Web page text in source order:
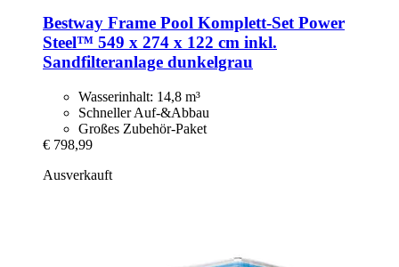
Bestway Frame Pool Komplett-​Set Power
Steel™ 549 x 274 x 122 cm inkl.
Sandfilteranlage dunkelgrau
Wasserinhalt: 14,8 m³
Schneller Auf-&Abbau
Großes Zubehör-Paket
€ 798,99
Ausverkauft